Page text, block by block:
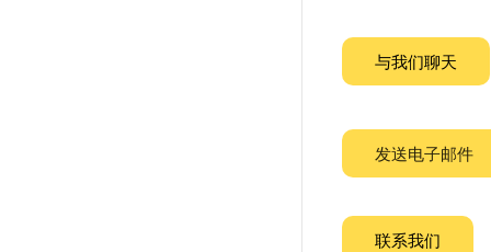
与我们聊天
发送电子邮件
联系我们